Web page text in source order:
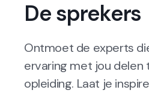
De sprekers
Ontmoet de experts
ervaring met jou delen
opleiding. Laat je